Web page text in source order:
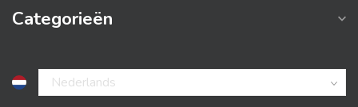
Categorieën